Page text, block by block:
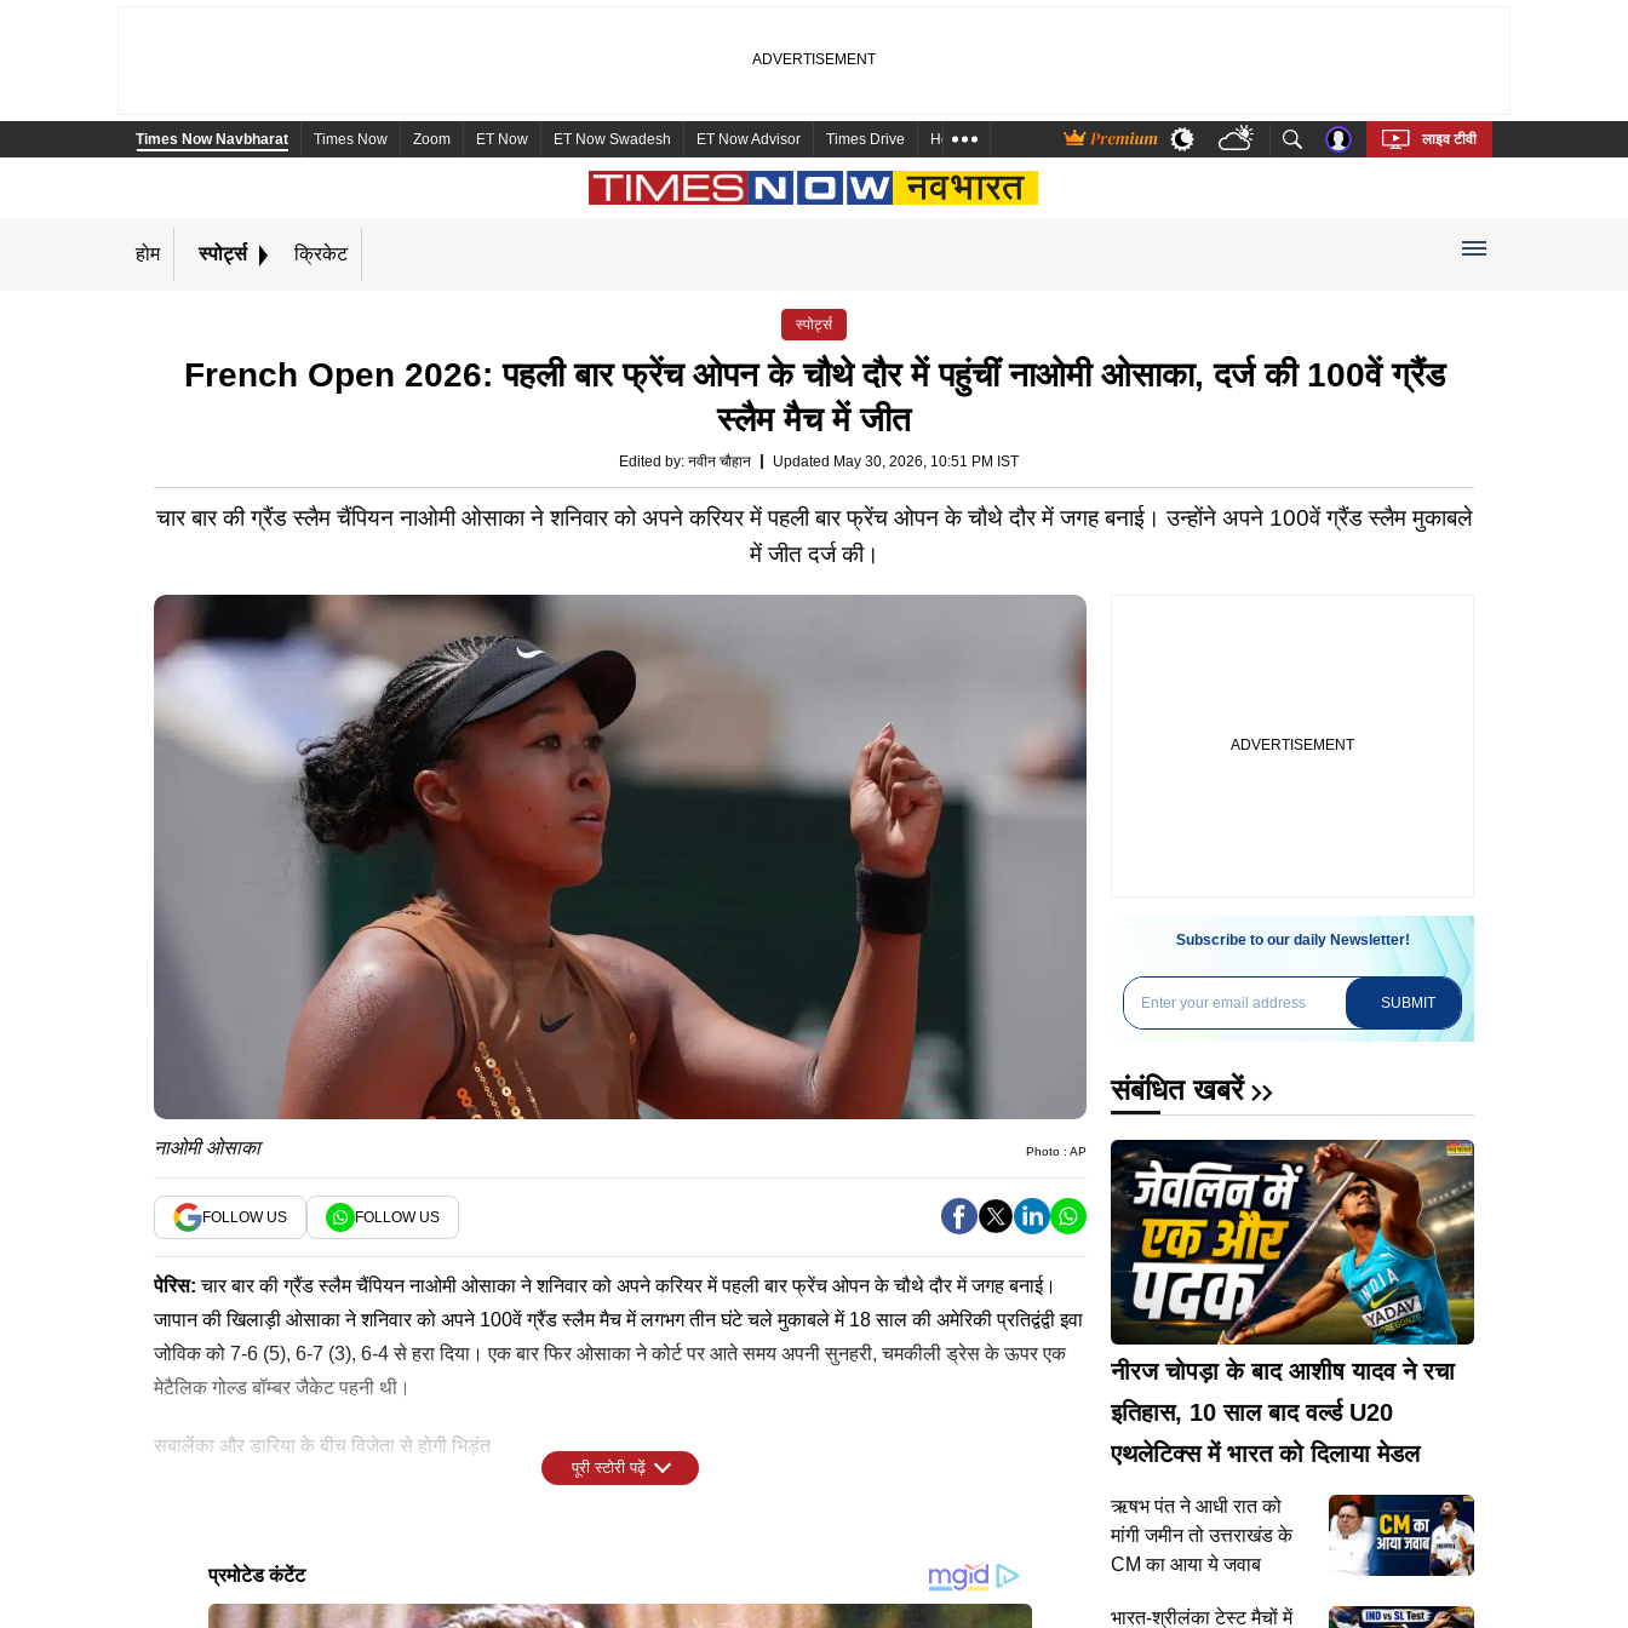
Times Now Navbharat Times Now Zoom ET Now ET Now Swadesh ET Now Advisor Times Drive Health and Me Marathi Bengali Telugu Tamil Kannada Malayalam
लाइव टीवी
होम स्पोर्ट्स क्रिकेट
स्पोर्ट्स
French Open 2026: पहली बार फ्रेंच ओपन के चौथे दौर में पहुंचीं नाओमी ओसाका, दर्ज की 100वें ग्रैंड
स्लैम मैच में जीत
Edited by: नवीन चौहान Updated May 30, 2026, 10:51 PM IST
चार बार की ग्रैंड स्लैम चैंपियन नाओमी ओसाका ने शनिवार को अपने करियर में पहली बार फ्रेंच ओपन के चौथे दौर में जगह बनाई। उन्होंने अपने 100वें ग्रैंड स्लैम मुकाबले
में जीत दर्ज की।
नाओमी ओसाका Photo : AP
FOLLOW US FOLLOW US
पेरिस:चार बार की ग्रैंड स्लैम चैंपियन नाओमी ओसाका ने शनिवार को अपने करियर में पहली बार फ्रेंच ओपन के चौथे दौर में जगह बनाई।
जापान की खिलाड़ी ओसाका ने शनिवार को अपने 100वें ग्रैंड स्लैम मैच में लगभग तीन घंटे चले मुकाबले में 18 साल की अमेरिकी प्रतिद्वंद्वी इवा
जोविक को 7-6 (5), 6-7 (3), 6-4 से हरा दिया। एक बार फिर ओसाका ने कोर्ट पर आते समय अपनी सुनहरी, चमकीली ड्रेस के ऊपर एक
मेटैलिक गोल्ड बॉम्बर जैकेट पहनी थी।
सबालेंका और डारिया के बीच विजेता से होगी भिड़ंत
रविवार और दूसरे हफ्ते में गर्मी से कुछ राहत मिलने की उम्मीद है। ओसाका के राउंड 16 प्रतिद्वंद्वी का फैसला शीर्ष रैंकिंग खिलाड़ी आर्यना
सबालेंका और डारिया कसात्किना के बीच में होने वाले मुकाबले के विजेता से होगा। मौजूदा चैंपियन कोको गॉफ का मुकाबला 28वीं वरीयता
उलटफेर भरी हार के बाद चौथी वरीयता प्राप्त ऑगर-एलियासिमे ड्रॉ में सबसे ऊंची वरीयता वाले खिलाड़ी हैं। इसके अलावा 17 वर्षीय फ्रांस
की खिलाड़ी मोइस कौमे का मुकाबला एलेजांद्रो टैबिलो से होगा। वह 1973 में 16 वर्षीय ब्योर्न बोर्ग के बाद, रोलां गैरां में चौथे दौर तक पहुंचने
लेटेस्ट न्यूज
पूरी स्टोरी पढ़ें
Subscribe to our daily Newsletter!
SUBMIT
संबंधित खबरें
नीरज चोपड़ा के बाद आशीष यादव ने रचा
इतिहास, 10 साल बाद वर्ल्ड U20
एथलेटिक्स में भारत को दिलाया मेडल
ऋषभ पंत ने आधी रात को
मांगी जमीन तो उत्तराखंड के
CM का आया ये जवाब
भारत-श्रीलंका टेस्ट मैचों में